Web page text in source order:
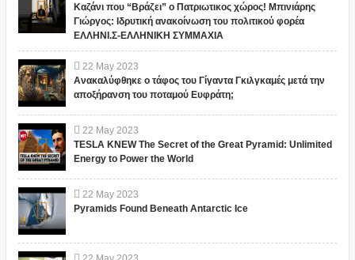
Καζάνι που “Βράζει” ο Πατριωτικος χώρος! Μπινιάρης
Γιώργος: Ιδρυτική ανακοίνωση του πολιτικού φορέα
ΕΛΛΗΝΙ.Σ-ΕΛΛΗΝΙΚΗ ΣΥΜΜΑΧΙΑ
22 May 2023
Ανακαλύφθηκε ο τάφος του Γίγαντα Γκιλγκαμές μετά την
αποξήρανση του ποταμού Ευφράτη;
22 May 2023
TESLA KNEW The Secret of the Great Pyramid: Unlimited
Energy to Power the World
22 May 2023
Pyramids Found Beneath Antarctic Ice